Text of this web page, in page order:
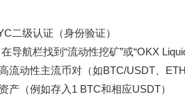
二级认证（身份验证）
在导航栏找到“流动性挖矿”或“OKX
流动性主流币对（如BTC/USDT、
产（例如存入1 BTC和相应USDT）